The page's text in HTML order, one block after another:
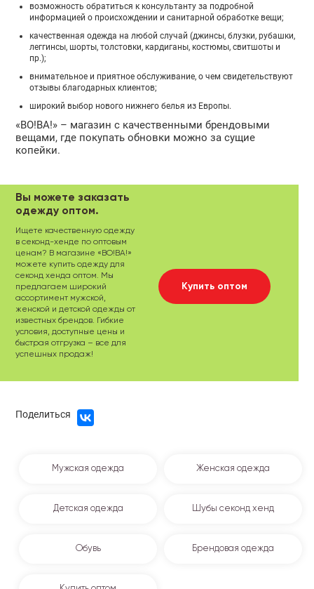
возможность обратиться к консультанту за подробной
информацией о происхождении и санитарной обработке вещи;
качественная одежда на любой случай (джинсы, блузки, рубашки,
леггинсы, шорты, толстовки, кардиганы, костюмы, свитшоты и
пр.);
внимательное и приятное обслуживание, о чем свидетельствуют
отзывы благодарных клиентов;
широкий выбор нового нижнего белья из Европы.
«ВО!ВА!» – магазин с качественными брендовыми
вещами, где покупать обновки можно за сущие
копейки.
Вы можете заказать
одежду оптом.
Ищете качественную одежду
в секонд-хенде по оптовым
ценам? В магазине «ВО!ВА!»
можете купить одежду для
секонд хенда оптом. Мы
предлагаем широкий
ассортимент мужской,
женской и детской одежды от
известных брендов. Гибкие
условия, доступные цены и
быстрая отгрузка – все для
успешных продаж!
Купить оптом
Поделиться
Мужская одежда Женская одежда
Детская одежда Шубы секонд хенд
Обувь Брендовая одежда